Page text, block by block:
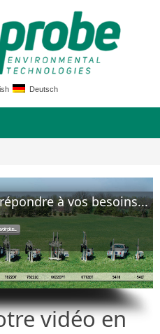
Deutsch
à vos besoins...
plus...
vidéo en